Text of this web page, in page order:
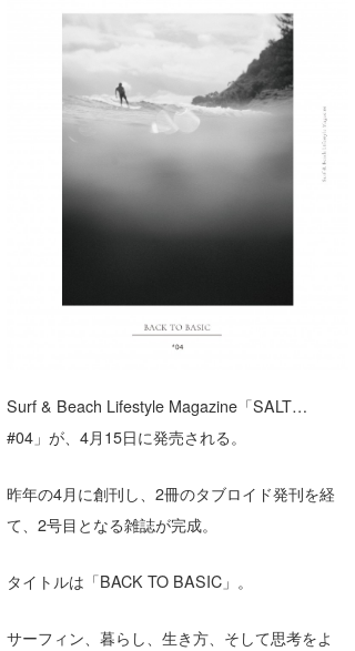
ニュース
サーフィンエリアガイド
会員メニュー
今月のプレゼント
Surf & Beach Lifestyle Magazine「SALT…
#04」が、4⽉15⽇に発売される。
昨年の4⽉に創刊し、2冊のタブロイド発刊を経
て、2号⽬となる雑誌が完成。
タイトルは「BACK TO BASIC」。
サーフィン、暮らし、⽣き⽅、そして思考をよ
ショップ情報
ショップ情報
千葉北
沖縄
ウラナミ
その他
ルール＆How to
Core Surf Japan